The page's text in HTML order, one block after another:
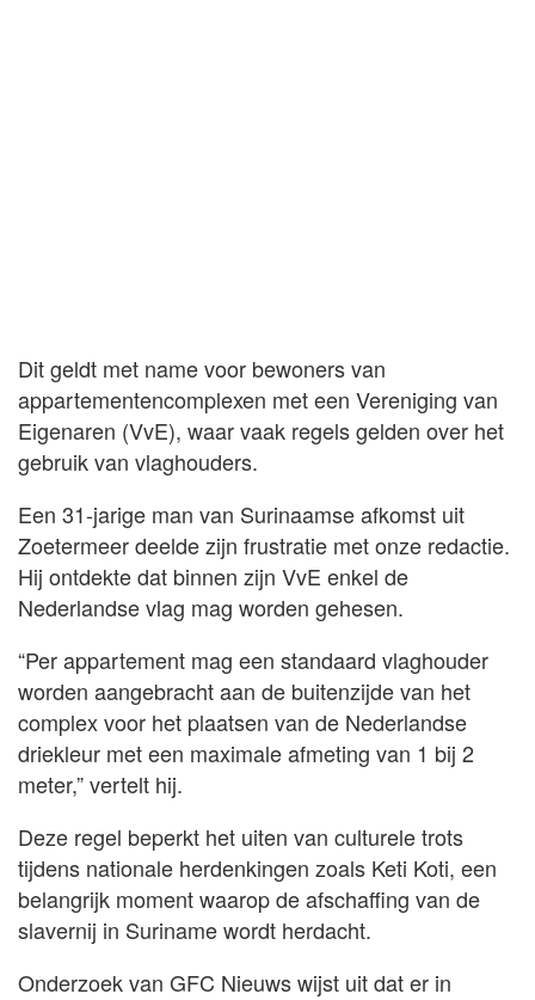
Dit geldt met name voor bewoners van
appartementencomplexen met een Vereniging van
Eigenaren (VvE), waar vaak regels gelden over het
gebruik van vlaghouders.
Een 31-jarige man van Surinaamse afkomst uit
Zoetermeer deelde zijn frustratie met onze redactie.
Hij ontdekte dat binnen zijn VvE enkel de
Nederlandse vlag mag worden gehesen.
“Per appartement mag een standaard vlaghouder
worden aangebracht aan de buitenzijde van het
complex voor het plaatsen van de Nederlandse
driekleur met een maximale afmeting van 1 bij 2
meter,” vertelt hij.
Deze regel beperkt het uiten van culturele trots
tijdens nationale herdenkingen zoals Keti Koti, een
belangrijk moment waarop de afschaffing van de
slavernij in Suriname wordt herdacht.
Onderzoek van GFC Nieuws wijst uit dat er in